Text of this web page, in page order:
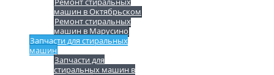
машин в Октябрьском
Ремонт стиральных
машин в Марусино
Запчасти для стиральных
машин
Запчасти для
стиральных машин в